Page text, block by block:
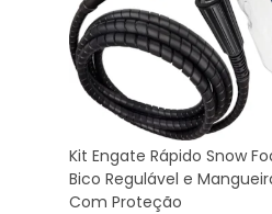
Kit Engate Rápido Snow
Bico Regulável e
Com Proteção